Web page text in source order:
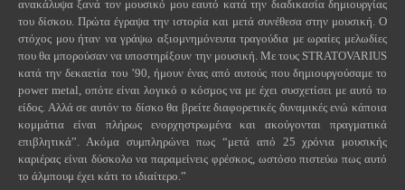
ανακάλυψα ξανά τον μουσικό μου εαυτό κατά την διαδικασία δημιουργίας
του δίσκου. Πρώτα έγραψα την ιστορία και μετά συνέθεσα στην μουσική. Ο
στόχος μου ήταν να γράψω αξιομνημόνευτα τραγούδια με ωραίες μελωδίες
που θα μπορούσαν να υποστηρίξουν την μουσική. Με τους STRATOVARIUS
κατά την δεκαετία του ’90, ήμουν ένας από αυτούς που δημιουργούσαμε το
power metal , οπότε είναι λογικό ο κόσμος να με έχει συσχετίσει με αυτό το
είδος. Αλλά σε αυτόν το δίσκο θα βρείτε διαφορετικές δυναμικές ενώ κάποια
κομμάτια είναι πλήρως ενορχηστρωμένα και ακούγονται πραγματικά
επιβλητικά”. Ακόμα συμπληρώνει πως “μετά από 25 χρόνια μουσικής
καριέρας είναι δύσκολο να παραμείνεις φρέσκος, ωστόσο πιστεύω πως αυτό
το άλμπουμ έχει κάτι το ιδιαίτερο.”